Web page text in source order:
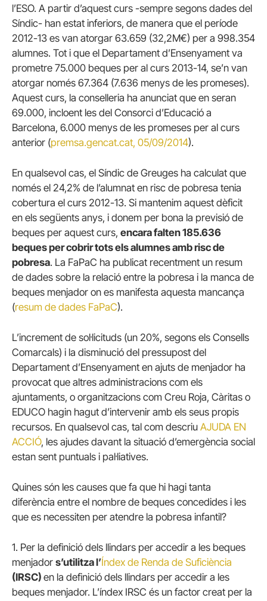
l’ESO. A partir d’aquest curs -sempre segons dades del
Síndic- han estat inferiors, de manera que el període
2012-13 es van atorgar 63.659 (32,2M€) per a 998.354
alumnes. Tot i que el Departament d’Ensenyament va
prometre 75.000 beques per al curs 2013-14, se’n van
atorgar només 67.364 (7.636 menys de les promeses).
Aquest curs, la conselleria ha anunciat que en seran
69.000, incloent les del Consorci d’Educació a
Barcelona, 6.000 menys de les promeses per al curs
anterior (premsa.gencat.cat, 05/09/2014).
En qualsevol cas, el Síndic de Greuges ha calculat que
només el 24,2% de l’alumnat en risc de pobresa tenia
cobertura el curs 2012-13. Si mantenim aquest dèficit
en els següents anys, i donem per bona la previsió de
beques per aquest curs, encara falten 185.636
beques per cobrir tots els alumnes amb risc de
pobresa. La FaPaC ha publicat recentment un resum
de dades sobre la relació entre la pobresa i la manca de
beques menjador on es manifesta aquesta mancança
(resum de dades FaPaC).
L’increment de sol·licituds (un 20%, segons els Consells
Comarcals) i la disminució del pressupost del
Departament d’Ensenyament en ajuts de menjador ha
provocat que altres administracions com els
ajuntaments, o organitzacions com Creu Roja, Càritas o
EDUCO hagin hagut d’intervenir amb els seus propis
recursos. En qualsevol cas, tal com descriu AJUDA EN
ACCIÓ, les ajudes davant la situació d’emergència social
estan sent puntuals i pal·liatives.
Quines són les causes que fa que hi hagi tanta
diferència entre el nombre de beques concedides i les
que es necessiten per atendre la pobresa infantil?
1. Per la definició dels llindars per accedir a les beques
menjador s’utilitza l’Índex de Renda de Suficiència
(IRSC) en la definició dels llindars per accedir a les
beques menjador. L’índex IRSC és un factor creat per la